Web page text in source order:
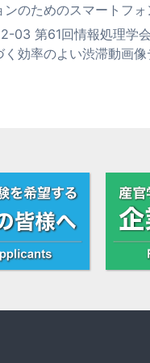
ンのためのスマートフ
03 第61回情報処理学
く効率のよい渋滞動画